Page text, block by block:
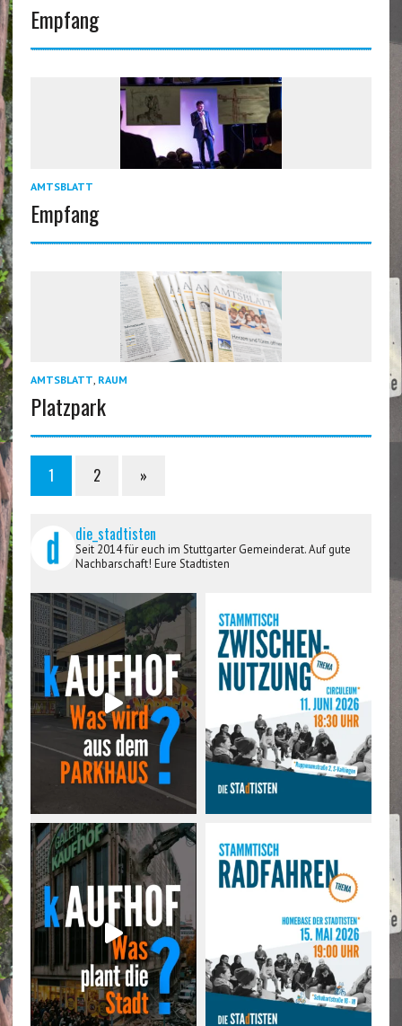
Empfang
AMTSBLATT
Empfang
AMTSBLATT RAUM
Platzpark
1 2 »
die_stadtisten
Seit 2014 für euch im Stuttgarter Gemeinderat. Auf gute
Nachbarschaft! Eure Stadtisten